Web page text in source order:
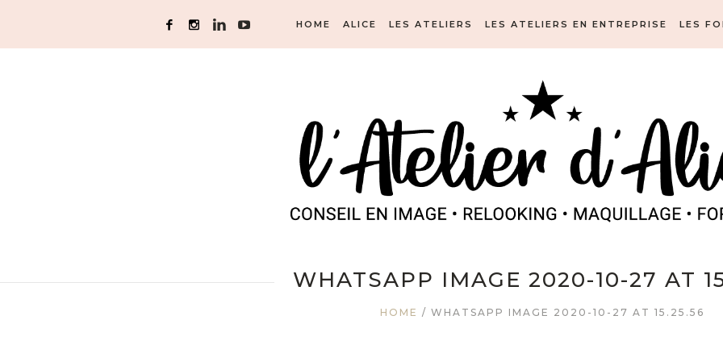
HOME ALICE LES ATELIERS LES ATELIERS EN ENTREPRISE LES
WHATSAPP IMAGE 2020-10-27 AT
HOME / WHATSAPP IMAGE 2020-10-27 AT 15.25.56